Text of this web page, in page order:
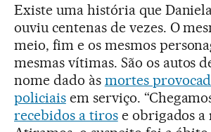
Existe uma história que
ouviu centenas de vezes. O
meio, fim e os mesmos
mesmas vítimas. São os autos
nome dado às mortes
policiaisem serviço.
recebidos a tirose obrigados a